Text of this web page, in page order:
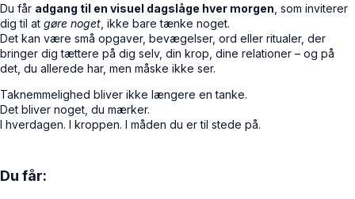
Du får adgang til en visuel dagslåge hver morgen , som inviterer
dig til at gøre noget , ikke bare tænke noget.
Det kan være små opgaver, bevægelser, ord eller ritualer, der
bringer dig tættere på dig selv, din krop, dine relationer – og på
det, du allerede har, men måske ikke ser.
Taknemmelighed bliver ikke længere en tanke.
Det bliver noget, du mærker.
I hverdagen. I kroppen. I måden du er til stede på.
Du får: